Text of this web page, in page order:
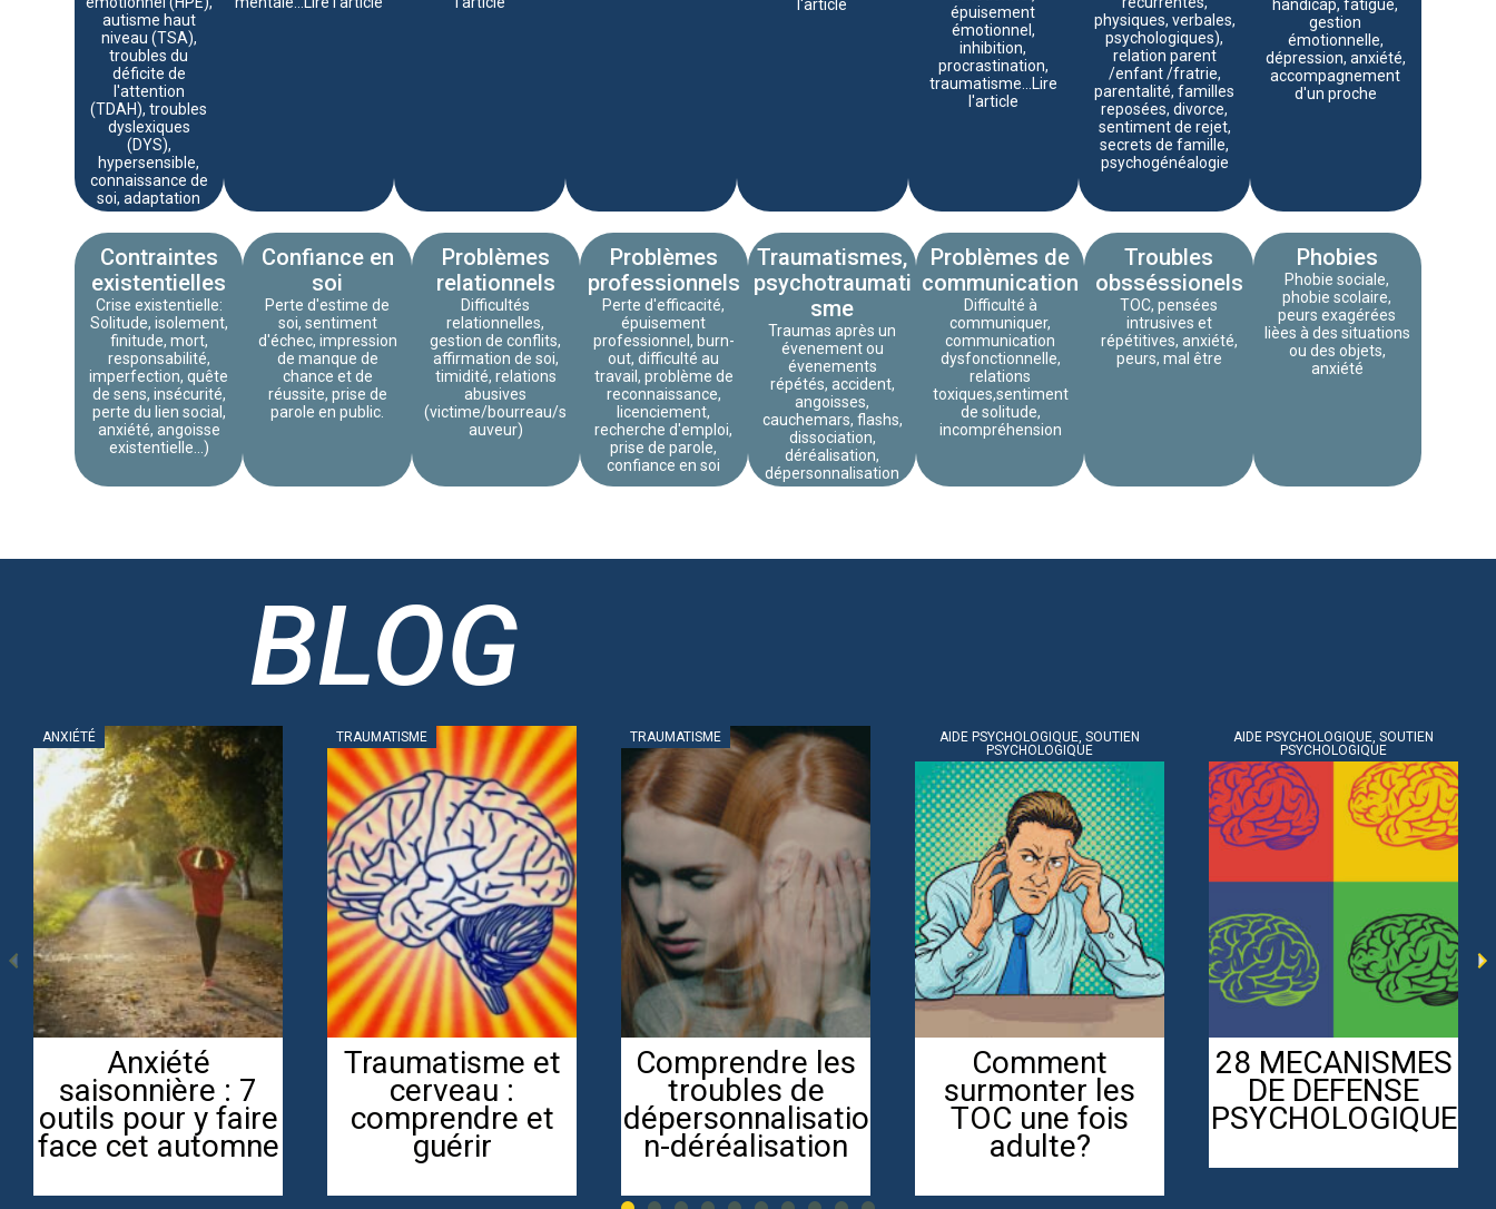
autisme haut
niveau (TSA),
troubles du
déficite de
l'attention
(TDAH), troubles
dyslexiques
(DYS),
hypersensible,
connaissance de
soi, adaptation
l'article
épuisement
émotionnel,
inhibition,
procrastination,
traumatisme...Lire
l'article
physiques, verbales,
psychologiques),
relation parent
/enfant /fratrie,
parentalité, familles
reposées, divorce,
sentiment de rejet,
secrets de famille,
psychogénéalogie
handicap, fatigue,
gestion
émotionnelle,
dépression, anxiété,
accompagnement
d'un proche
Contraintes
existentielles
Crise existentielle:
Solitude, isolement,
finitude, mort,
responsabilité,
imperfection, quête
de sens, insécurité,
perte du lien social,
anxiété, angoisse
existentielle...)
Confiance en
soi
Perte d'estime de
soi, sentiment
d'échec, impression
de manque de
chance et de
réussite, prise de
parole en public.
Problèmes
relationnels
Difficultés
relationnelles,
gestion de conflits,
affirmation de soi,
timidité, relations
abusives
(victime/bourreau/s
auveur)
Problèmes
professionnels
Perte d'efficacité,
épuisement
professionnel, burn-
out, difficulté au
travail, problème de
reconnaissance,
licenciement,
recherche d'emploi,
prise de parole,
confiance en soi
Traumatismes,
psychotraumati
sme
Traumas après un
évenement ou
évenements
répétés, accident,
angoisses,
cauchemars, flashs,
dissociation,
déréalisation,
dépersonnalisation
Problèmes de
communication
Difficulté à
communiquer,
communication
dysfonctionnelle,
relations
toxiques,sentiment
de solitude,
incompréhension
Troubles
obsséssionels
TOC, pensées
intrusives et
répétitives, anxiété,
peurs, mal être
Phobies
Phobie sociale,
phobie scolaire,
peurs exagérées
lièes à des situations
ou des objets,
anxiété
BLOG
AIDE PSYCHOLOGIQUE, SOUTIEN
PSYCHOLOGIQUE
Comment
surmonter les
TOC une fois
adulte?
AIDE PSYCHOLOGIQUE, SOUTIEN
PSYCHOLOGIQUE
28 MECANISMES
DE DEFENSE
PSYCHOLOGIQUE
AIDE PSYCHOLOGIQUE, SOUTIEN
PSYCHOLOGIQUE
Automutilation
des adolescents
– Guide des
parents
AIDE PSYCHOLOGIQUE, SOUTIEN
PSYCHOLOGIQUE
Comment
dépasser vos
croyances
limitantes et
AIDE PSYCHOLOGIQUE, SOUTIEN
PSYCHOLOGIQUE
Génération Z en
thérapie : 6
problèmes les